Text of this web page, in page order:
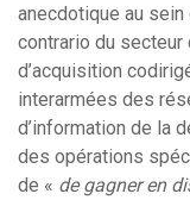
anecdotique au
contrario du secteur
d’acquisition
interarmées des
d’information de la
des opérations
de « de gagner en